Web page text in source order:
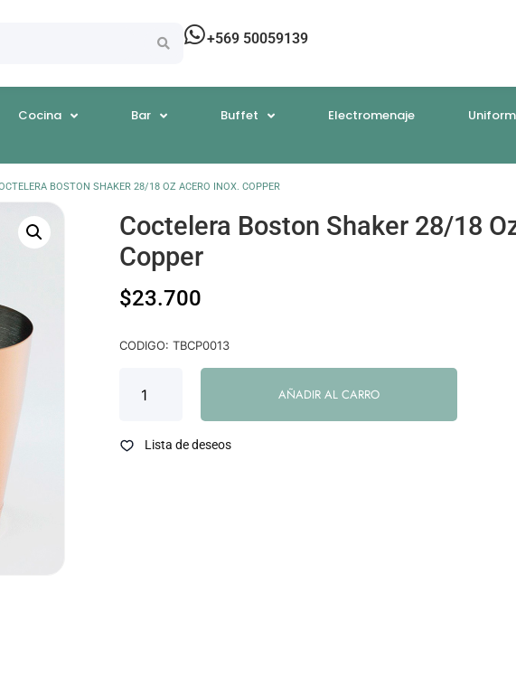
+569 50059139
Cocina Bar Buffet Electromenaje
BOSTON SHAKER 28/18 OZ ACERO INOX. COPPER
Coctelera Boston Shaker 28/18
Copper
$23.700
CODIGO: TBCP0013
AÑADIR AL CARRO
Lista de deseos